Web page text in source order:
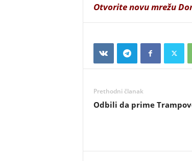
Otvorite novu mrežu
Prethodni članak
Odbili da prime